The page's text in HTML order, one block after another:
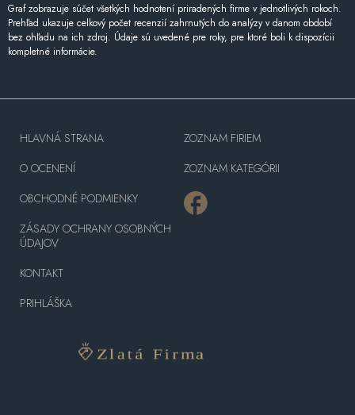
Graf zobrazuje súčet všetkých hodnotení priradených firme v jednotlivých rokoch.
Prehľad ukazuje celkový počet recenzií zahrnutých do analýzy v danom období
bez ohľadu na ich zdroj. Údaje sú uvedené pre roky, pre ktoré boli k dispozícii
kompletné informácie.
HLAVNÁ STRANA
O OCENENÍ
OBCHODNÉ PODMIENKY
ZÁSADY OCHRANY OSOBNÝCH
ÚDAJOV
KONTAKT
PRIHLÁŠKA
ZOZNAM FIRIEM
ZOZNAM KATEGÓRII